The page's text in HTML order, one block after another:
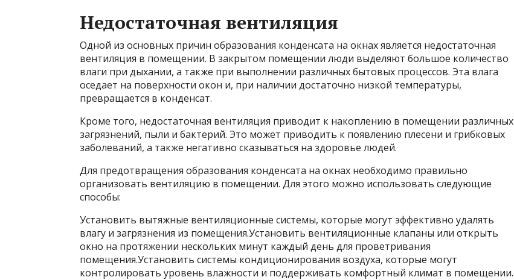
Недостаточная вентиляция
Одной из основных причин образования конденсата на окнах является недостаточная
вентиляция в помещении. В закрытом помещении люди выделяют большое количество
влаги при дыхании, а также при выполнении различных бытовых процессов. Эта влага
оседает на поверхности окон и, при наличии достаточно низкой температуры,
превращается в конденсат.
Кроме того, недостаточная вентиляция приводит к накоплению в помещении различных
загрязнений, пыли и бактерий. Это может приводить к появлению плесени и грибковых
заболеваний, а также негативно сказываться на здоровье людей.
Для предотвращения образования конденсата на окнах необходимо правильно
организовать вентиляцию в помещении. Для этого можно использовать следующие
способы:
Установить вытяжные вентиляционные системы, которые могут эффективно удалять
влагу и загрязнения из помещения.Установить вентиляционные клапаны или открыть
окно на протяжении нескольких минут каждый день для проветривания
помещения.Установить системы кондиционирования воздуха, которые могут
контролировать уровень влажности и поддерживать комфортный климат в помещении.